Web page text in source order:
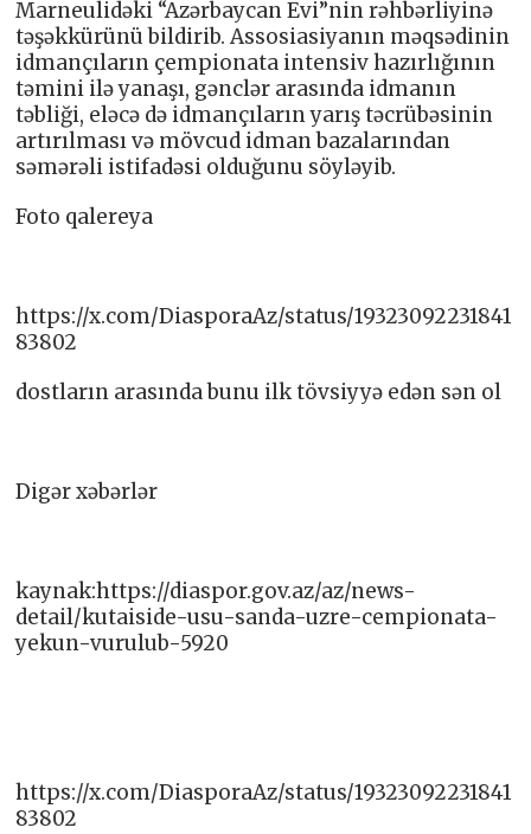
Marneulidəki “Azərbaycan Evi”nin rəhbərliyinə
təşəkkürünü bildirib. Assosiasiyanın məqsədinin
idmançıların çempionata intensiv hazırlığının
təmini ilə yanaşı, gənclər arasında idmanın
təbliği, eləcə də idmançıların yarış təcrübəsinin
artırılması və mövcud idman bazalarından
səmərəli istifadəsi olduğunu söyləyib.
Foto qalereya
https://x.com/DiasporaAz/status/19323092231841
83802
dostların arasında bunu ilk tövsiyyə edən sən ol
Digər xəbərlər
kaynak:https://diaspor.gov.az/az/news-
detail/kutaiside-usu-sanda-uzre-cempionata-
yekun-vurulub-5920
https://x.com/DiasporaAz/status/19323092231841
83802